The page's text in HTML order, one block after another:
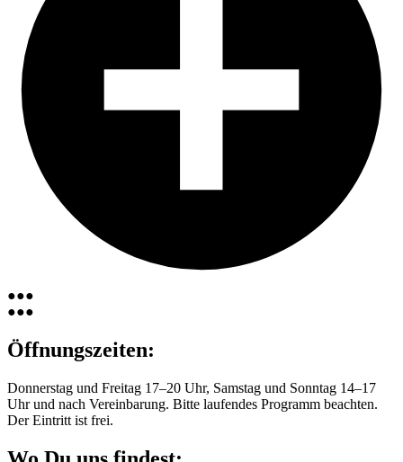
●●●
●●●
Öffnungszeiten:
Donnerstag und Freitag 17–20 Uhr, Samstag und Sonntag 14–17
Uhr und nach Vereinbarung. Bitte laufendes Programm beachten.
Der Eintritt ist frei.